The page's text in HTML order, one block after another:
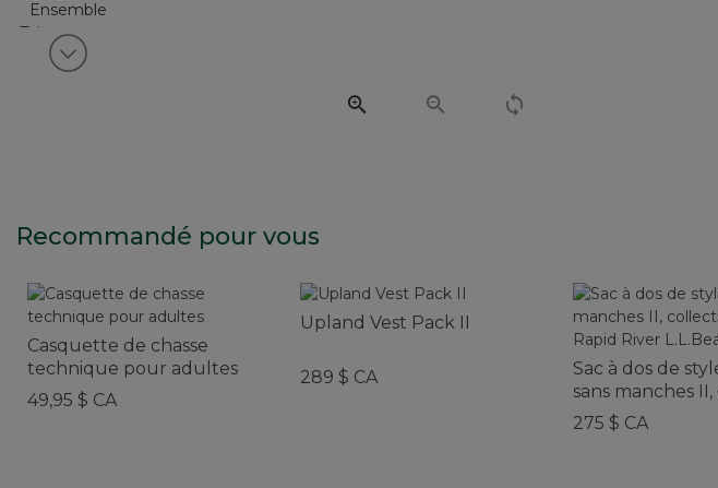
Voir article suivant
Recommandé pour vous
Casquette de chasse
technique pour adultes
49,95 $ CA
Upland Vest Pack II
289 $ CA
Sac à dos de
sans manches
Rapid River
275 $ CA